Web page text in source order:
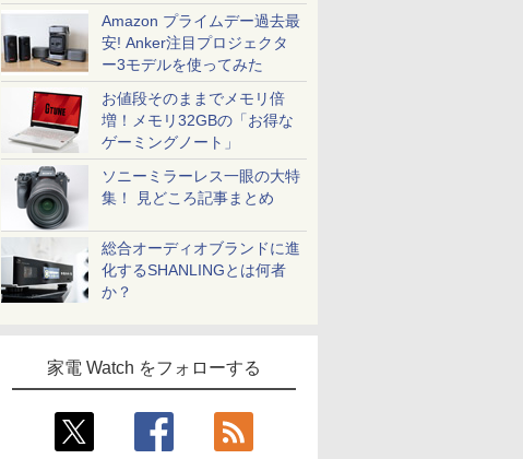
Amazon プライムデー過去最
安! Anker注目プロジェクタ
ー3モデルを使ってみた
お値段そのままでメモリ倍
増！メモリ32GBの「お得な
ゲーミングノート」
ソニーミラーレス一眼の大特
集！ 見どころ記事まとめ
総合オーディオブランドに進
化するSHANLINGとは何者
か？
家電 Watch をフォローする